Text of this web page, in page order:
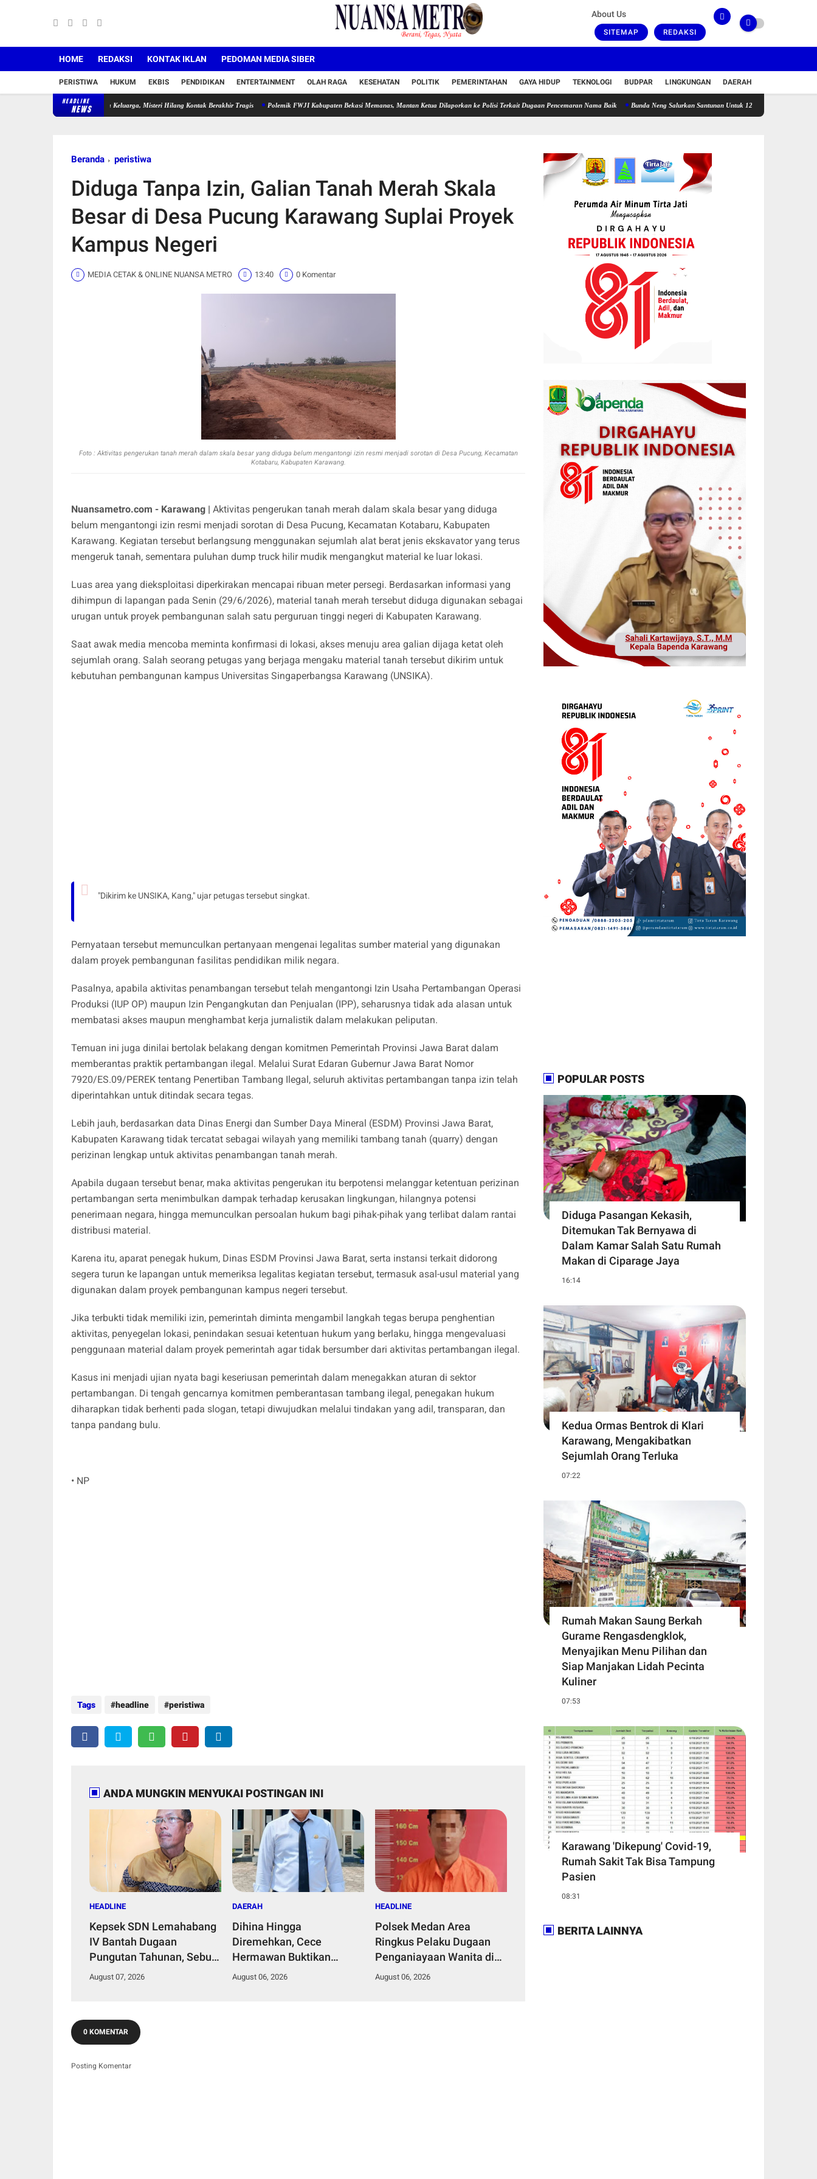
About Us
SITEMAP REDAKSI
HOME REDAKSI KONTAK IKLAN PEDOMAN MEDIA SIBER
PERISTIWA HUKUM EKBIS PENDIDIKAN ENTERTAINMENT OLAH RAGA KESEHATAN POLITIK PEMERINTAHAN GAYA HIDUP TEKNOLOGI BUDPAR LINGKUNGAN DAERAH
HEADLINE
NEWS
3 Diserahkan Kepada Keluarga, Misteri Hilang Kontak Berakhir Tragis Polemik FWJI Kabupaten Bekasi Memanas, Mantan Ketua Dilaporkan ke Polisi Terkait Dugaan Pencemaran Nama Baik Bunda Neng Salurkan Santunan Untuk 120 Lansia Jompo Disertai Zikir
Beranda peristiwa
Diduga Tanpa Izin, Galian Tanah Merah Skala
Besar di Desa Pucung Karawang Suplai Proyek
Kampus Negeri
MEDIA CETAK & ONLINE NUANSA METRO 13:40 0 Komentar
Foto : Aktivitas pengerukan tanah merah dalam skala besar yang diduga belum mengantongi izin resmi menjadi sorotan di Desa Pucung, Kecamatan
Kotabaru, Kabupaten Karawang.
Nuansametro.com - Karawang | Aktivitas pengerukan tanah merah dalam skala besar yang diduga
belum mengantongi izin resmi menjadi sorotan di Desa Pucung, Kecamatan Kotabaru, Kabupaten
Karawang. Kegiatan tersebut berlangsung menggunakan sejumlah alat berat jenis ekskavator yang terus
mengeruk tanah, sementara puluhan dump truck hilir mudik mengangkut material ke luar lokasi.
Luas area yang dieksploitasi diperkirakan mencapai ribuan meter persegi. Berdasarkan informasi yang
dihimpun di lapangan pada Senin (29/6/2026), material tanah merah tersebut diduga digunakan sebagai
urugan untuk proyek pembangunan salah satu perguruan tinggi negeri di Kabupaten Karawang.
Saat awak media mencoba meminta konfirmasi di lokasi, akses menuju area galian dijaga ketat oleh
sejumlah orang. Salah seorang petugas yang berjaga mengaku material tanah tersebut dikirim untuk
kebutuhan pembangunan kampus Universitas Singaperbangsa Karawang (UNSIKA).
"Dikirim ke UNSIKA, Kang," ujar petugas tersebut singkat.
Pernyataan tersebut memunculkan pertanyaan mengenai legalitas sumber material yang digunakan
dalam proyek pembangunan fasilitas pendidikan milik negara.
Pasalnya, apabila aktivitas penambangan tersebut telah mengantongi Izin Usaha Pertambangan Operasi
Produksi (IUP OP) maupun Izin Pengangkutan dan Penjualan (IPP), seharusnya tidak ada alasan untuk
membatasi akses maupun menghambat kerja jurnalistik dalam melakukan peliputan.
Temuan ini juga dinilai bertolak belakang dengan komitmen Pemerintah Provinsi Jawa Barat dalam
memberantas praktik pertambangan ilegal. Melalui Surat Edaran Gubernur Jawa Barat Nomor
7920/ES.09/PEREK tentang Penertiban Tambang Ilegal, seluruh aktivitas pertambangan tanpa izin telah
diperintahkan untuk ditindak secara tegas.
Lebih jauh, berdasarkan data Dinas Energi dan Sumber Daya Mineral (ESDM) Provinsi Jawa Barat,
Kabupaten Karawang tidak tercatat sebagai wilayah yang memiliki tambang tanah (quarry) dengan
perizinan lengkap untuk aktivitas penambangan tanah merah.
Apabila dugaan tersebut benar, maka aktivitas pengerukan itu berpotensi melanggar ketentuan perizinan
pertambangan serta menimbulkan dampak terhadap kerusakan lingkungan, hilangnya potensi
penerimaan negara, hingga memunculkan persoalan hukum bagi pihak-pihak yang terlibat dalam rantai
distribusi material.
Karena itu, aparat penegak hukum, Dinas ESDM Provinsi Jawa Barat, serta instansi terkait didorong
segera turun ke lapangan untuk memeriksa legalitas kegiatan tersebut, termasuk asal-usul material yang
digunakan dalam proyek pembangunan kampus negeri tersebut.
Jika terbukti tidak memiliki izin, pemerintah diminta mengambil langkah tegas berupa penghentian
aktivitas, penyegelan lokasi, penindakan sesuai ketentuan hukum yang berlaku, hingga mengevaluasi
penggunaan material dalam proyek pemerintah agar tidak bersumber dari aktivitas pertambangan ilegal.
Kasus ini menjadi ujian nyata bagi keseriusan pemerintah dalam menegakkan aturan di sektor
pertambangan. Di tengah gencarnya komitmen pemberantasan tambang ilegal, penegakan hukum
diharapkan tidak berhenti pada slogan, tetapi diwujudkan melalui tindakan yang adil, transparan, dan
tanpa pandang bulu.
• NP
Tags headline peristiwa
ANDA MUNGKIN MENYUKAI POSTINGAN INI
HEADLINE
Kepsek SDN Lemahabang
IV Bantah Dugaan
Pungutan Tahunan, Sebut
Dana Perbaikan Jalan
August 07, 2026
DAERAH
Dihina Hingga
Diremehkan, Cece
Hermawan Buktikan
Kepemimpinan Humanis
August 06, 2026
HEADLINE
Polsek Medan Area
Ringkus Pelaku Dugaan
Penganiayaan Wanita di
Depan SPBU Jalan Denai,
August 06, 2026
0 KOMENTAR
Posting Komentar
POPULAR POSTS
Diduga Pasangan Kekasih,
Ditemukan Tak Bernyawa di
Dalam Kamar Salah Satu Rumah
Makan di Ciparage Jaya
16:14
Kedua Ormas Bentrok di Klari
Karawang, Mengakibatkan
Sejumlah Orang Terluka
07:22
Rumah Makan Saung Berkah
Gurame Rengasdengklok,
Menyajikan Menu Pilihan dan
Siap Manjakan Lidah Pecinta
Kuliner
07:53
Karawang 'Dikepung' Covid-19,
Rumah Sakit Tak Bisa Tampung
Pasien
08:31
BERITA LAINNYA